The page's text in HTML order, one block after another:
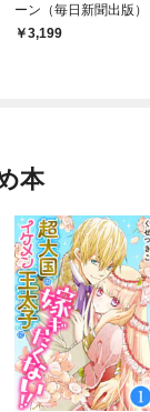
ーン（毎日新聞出版）
3,199
本